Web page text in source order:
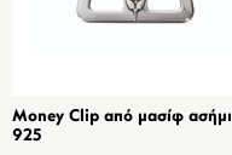
Money Clip από μασίφ ασήμι
925